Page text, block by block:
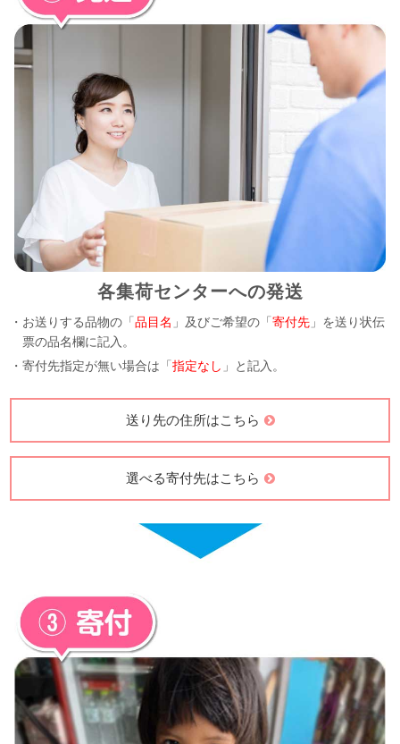
各集荷センターへの発送
・お送りする品物の「品目名」及びご希望の「 寄付先」を送り状伝
票の品名欄に記入。
・寄付先指定が無い場合は「 指定なし」と記入。
送り先の住所はこちら
選べる寄付先はこちら